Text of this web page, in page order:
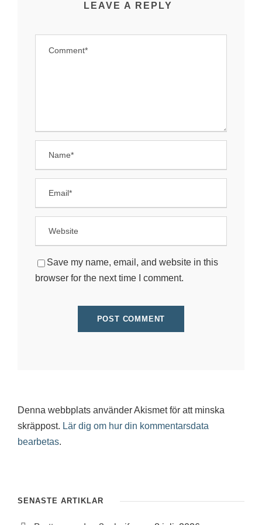
LEAVE A REPLY
Save my name, email, and website in this
browser for the next time I comment.
Denna webbplats använder Akismet för att minska
skräppost. Lär dig om hur din kommentarsdata
bearbetas.
SENASTE ARTIKLAR